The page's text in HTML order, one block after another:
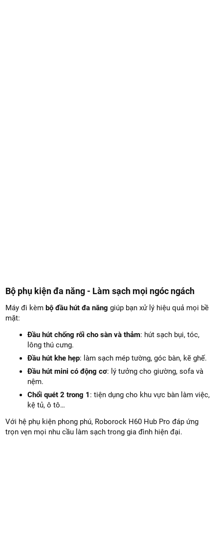
Bộ phụ kiện đa năng - Làm sạch mọi ngóc ngách
Máy đi kèmbộ đầu hút đa năng giúp bạn xử lý hiệu quả mọi bề
mặt:
Đầu hút chống rối cho sàn và thảm: hút sạch bụi, tóc,
lông thú cưng.
Đầu hút khe hẹp: làm sạch mép tường, góc bàn, kẽ ghế.
Đầu hút mini có động cơ: lý tưởng cho giường, sofa và
nệm.
Chổi quét 2 trong 1 : tiện dụng cho khu vực bàn làm việc,
kệ tủ, ô tô…
Với hệ phụ kiện phong phú, Roborock H60 Hub Pro đáp ứng
trọn vẹn mọi nhu cầu làm sạch trong gia đình hiện đại.